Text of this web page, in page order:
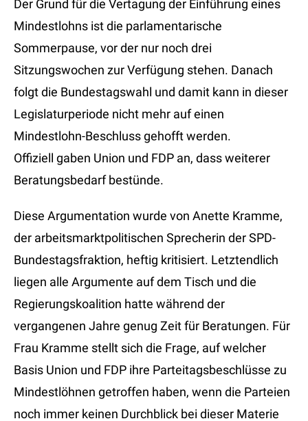
Der Grund für die Vertagung der Einführung eines
Mindestlohns ist die parlamentarische
Sommerpause, vor der nur noch drei
Sitzungswochen zur Verfügung stehen. Danach
folgt die Bundestagswahl und damit kann in dieser
Legislaturperiode nicht mehr auf einen
Mindestlohn-Beschluss gehofft werden.
Offiziell gaben Union und FDP an, dass weiterer
Beratungsbedarf bestünde.
Diese Argumentation wurde von Anette Kramme,
der arbeitsmarktpolitischen Sprecherin der SPD-
Bundestagsfraktion, heftig kritisiert. Letztendlich
liegen alle Argumente auf dem Tisch und die
Regierungskoalition hatte während der
vergangenen Jahre genug Zeit für Beratungen. Für
Frau Kramme stellt sich die Frage, auf welcher
Basis Union und FDP ihre Parteitagsbeschlüsse zu
Mindestlöhnen getroffen haben, wenn die Parteien
noch immer keinen Durchblick bei dieser Materie